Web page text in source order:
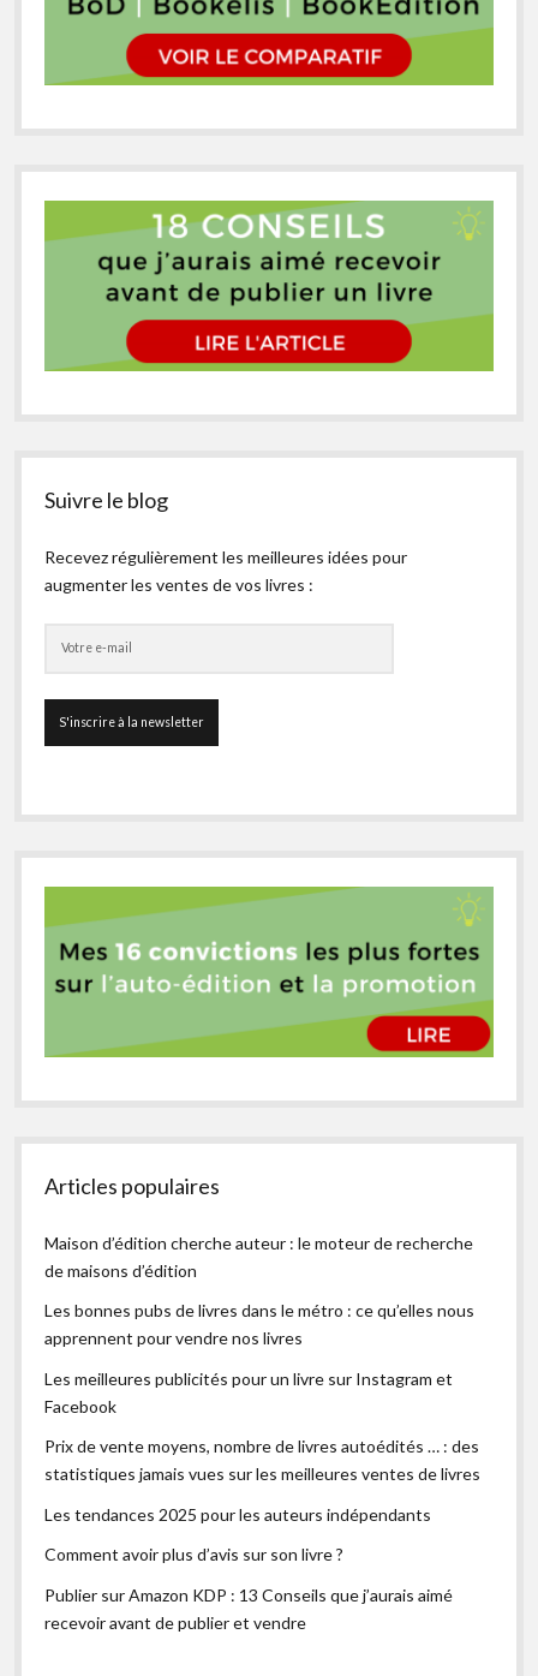
Suivre le blog
Recevez régulièrement les meilleures idées pour
augmenter les ventes de vos livres :
Articles populaires
Maison d’édition cherche auteur : le moteur de recherche
de maisons d’édition
Les bonnes pubs de livres dans le métro : ce qu’elles nous
apprennent pour vendre nos livres
Les meilleures publicités pour un livre sur Instagram et
Facebook
Prix de vente moyens, nombre de livres autoédités … : des
statistiques jamais vues sur les meilleures ventes de livres
Les tendances 2025 pour les auteurs indépendants
Comment avoir plus d’avis sur son livre ?
Publier sur Amazon KDP : 13 Conseils que j’aurais aimé
recevoir avant de publier et vendre